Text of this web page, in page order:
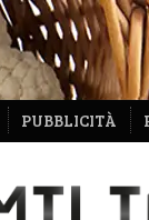
PUBBLICITÀ